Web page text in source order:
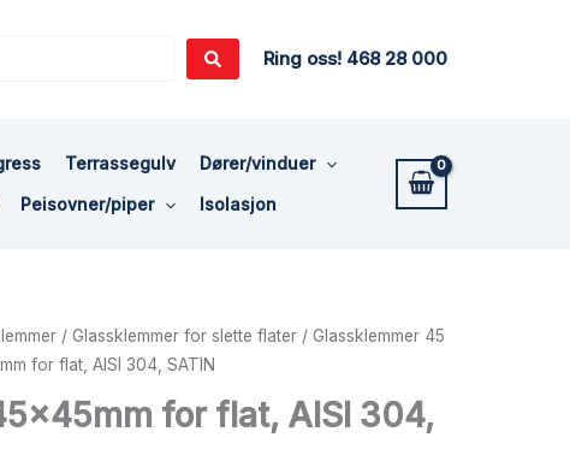
Ring oss! 468 28 000
Terrassegulv
Dører/vinduer
Peisovner/piper Isolasjon
/ Glassklemmer for slette flater/ Glassklemmer 45
for flat, AISI 304, SATIN
for flat, AISI 304,